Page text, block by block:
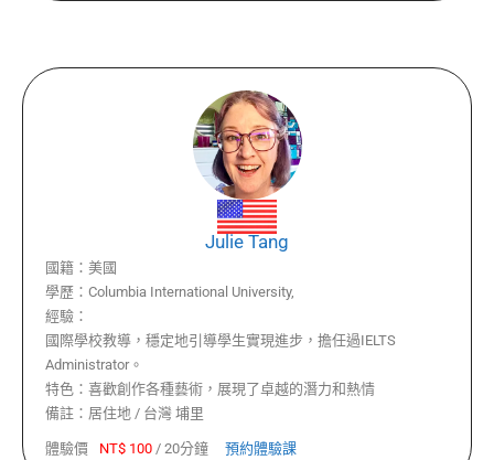
Julie Tang
國籍： 美國
學歷： Columbia International University,
經驗：
國際學校教導，穩定地引導學生實現進步，擔任過IELTS
Administrator。
特色： 喜歡創作各種藝術，展現了卓越的潛力和熱情
備註： 居住地 / 台灣 埔里
體驗價 NT$ 100 / 20分鐘 預約體驗課